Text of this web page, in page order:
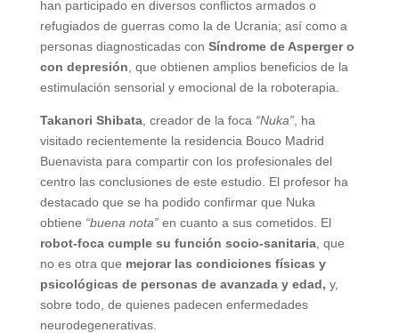
han participado en diversos conflictos armados o
refugiados de guerras como la de Ucrania; así como a
personas diagnosticadas con Síndrome de Asperger o
con depresión , que obtienen amplios beneficios de la
estimulación sensorial y emocional de la roboterapia.
Takanori Shibata, creador de la foca “Nuka”, ha
visitado recientemente la residencia Bouco Madrid
Buenavista para compartir con los profesionales del
centro las conclusiones de este estudio. El profesor ha
destacado que se ha podido confirmar que Nuka
obtiene “buena nota” en cuanto a sus cometidos. El
robot-foca cumple su función socio-sanitaria, que
no es otra que mejorar las condiciones físicas y
psicológicas de personas de avanzada y edad, y,
sobre todo, de quienes padecen enfermedades
neurodegenerativas.